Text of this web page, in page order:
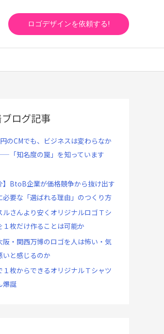
ロゴデザインを依頼する!
ログ記事
のCMでも、ビジネスは変わらなか
「知名度の罠」を知っています
】BtoB企業が価格競争から抜け出す
必要な「選ばれる理由」のつくり方
ルさんより安くオリジナルロゴＴシ
１枚だけ作ることは可能か
阪・関西万博のロゴを人は怖い・気
いと感じるのか
１枚からできるオリジナルＴシャツ
爆誕